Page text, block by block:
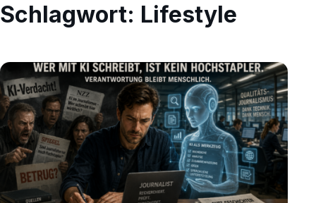
Schlagwort: Lifestyle